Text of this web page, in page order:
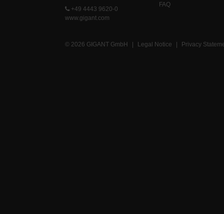
+49 4443 9620-0
www.gigant.com
FAQ
© 2026 GIGANT GmbH | Legal Notice | Privacy